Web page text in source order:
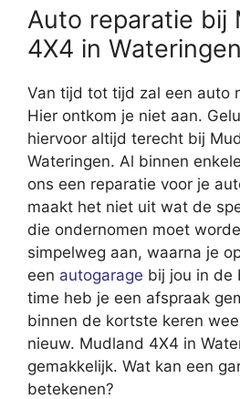
Auto reparatie bij
4X4 in Wateringen
Van tijd tot tijd zal een auto
Hier ontkom je niet aan.
hiervoor altijd terecht bij
Wateringen. Al binnen
ons een reparatie voor je
maakt het niet uit wat de
die ondernomen moet
simpelweg aan, waarna je
een autogarage bij jou in de
time heb je een afspraak
binnen de kortste keren
nieuw. Mudland 4X4 in
gemakkelijk. Wat kan een
betekenen?